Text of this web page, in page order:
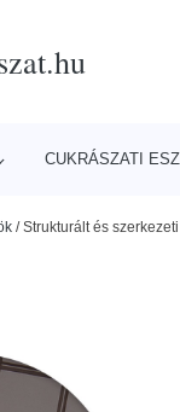
CUKRÁSZATI
/Strukturált és